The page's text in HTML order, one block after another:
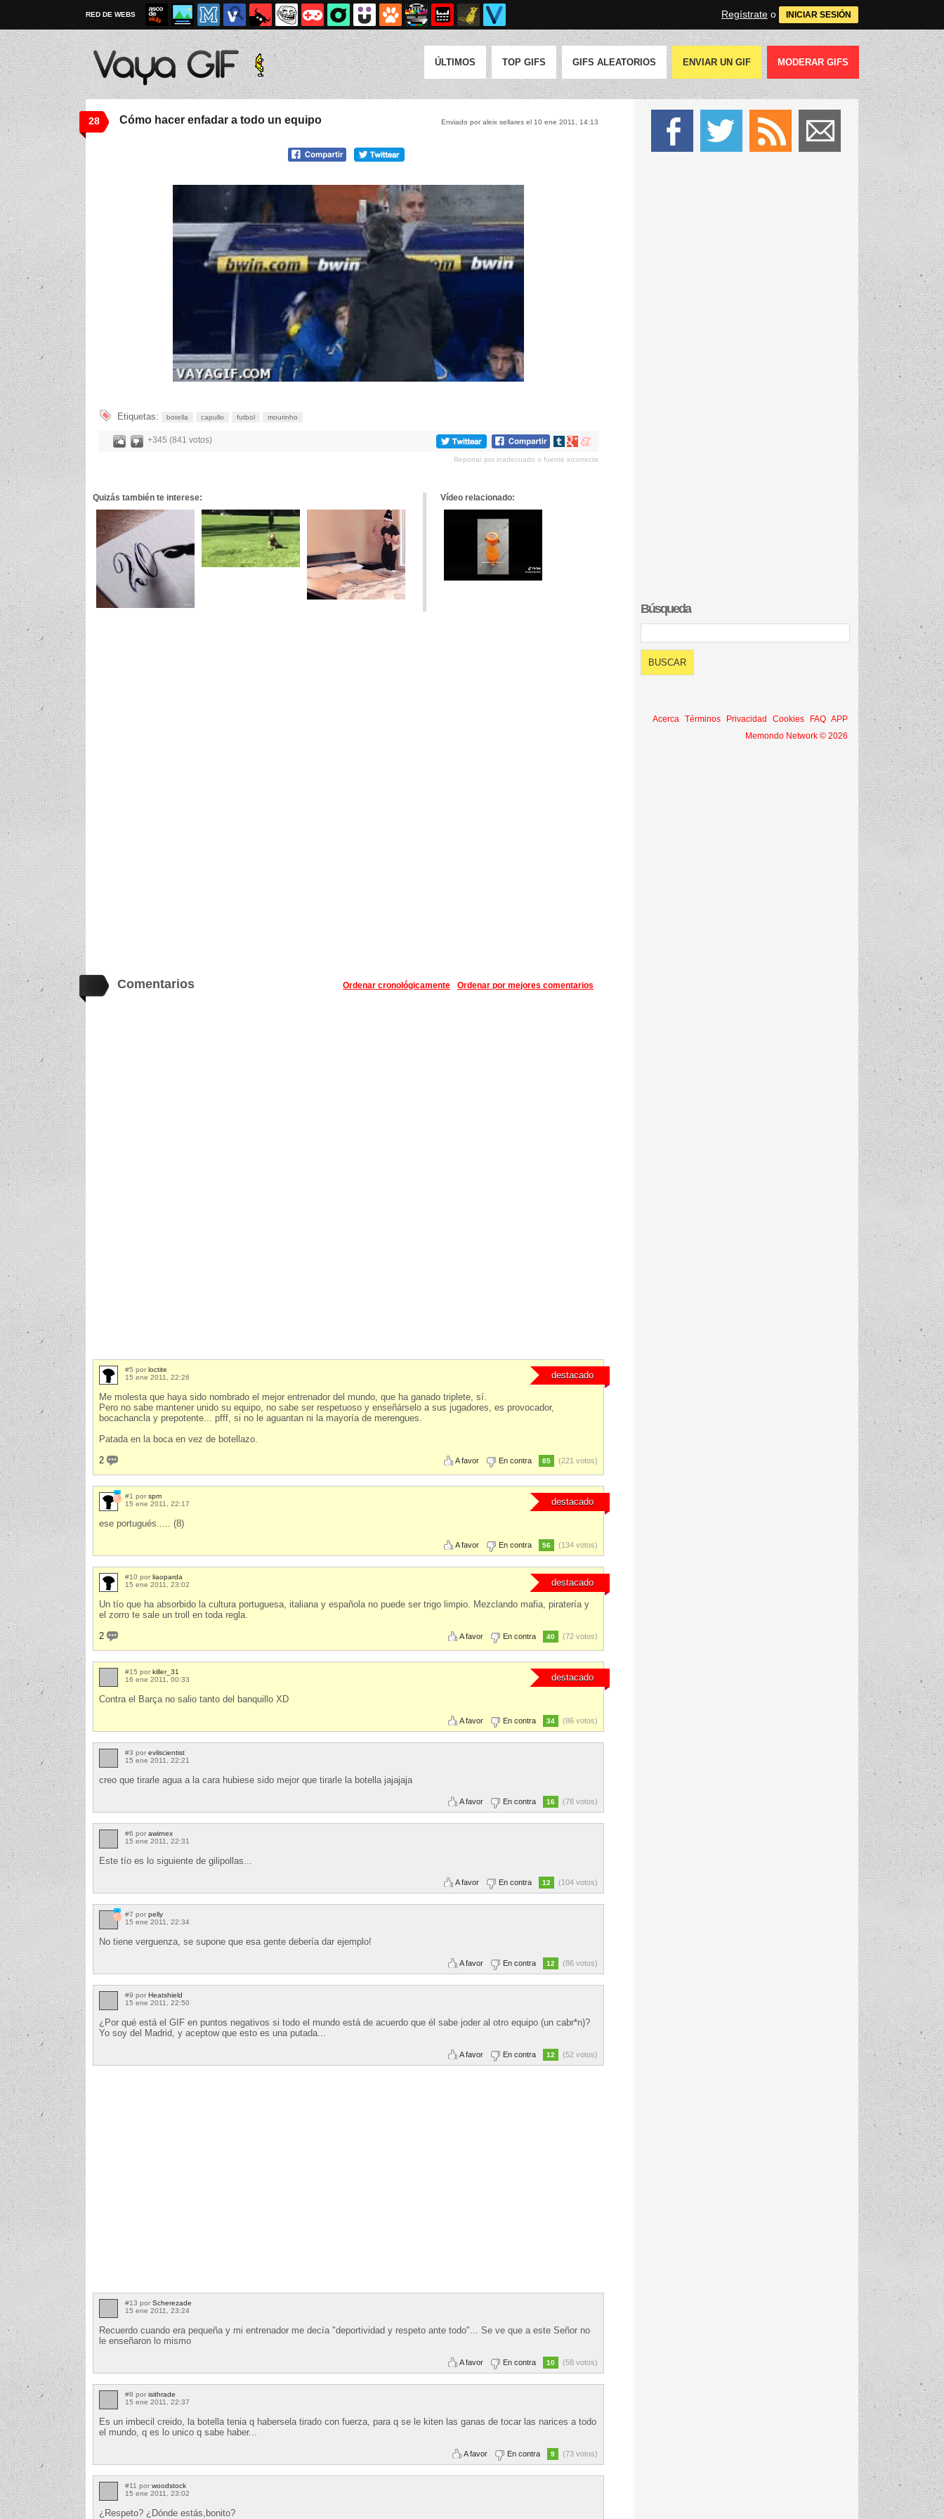
RED DE WEBS Regístrate o INICIAR SESIÓN
ÚLTIMOS TOP GIFS GIFS ALEATORIOS ENVIAR UN GIF MODERAR GIFS
28 Enviado por aleix sellares el 10 ene 2011, 14:13
Cómo hacer enfadar a todo un equipo
Etiquetas: botella capullo futbol mourinho
+345 (841 votos)
Compartir
tumblr
Compartir
Google+
Compartir
meneame
Reportar por inadecuado o fuente incorrecta
Quizás también te interese: Vídeo relacionado:
Comentarios Ordenar por mejores comentarios
Ordenar cronológicamente
destacado
#5 por loctite
15 ene 2011, 22:26
Me molesta que haya sido nombrado el mejor entrenador del mundo, que ha ganado triplete, sí.
Pero no sabe mantener unido su equipo, no sabe ser respetuoso y enseñárselo a sus jugadores, es provocador,
bocachancla y prepotente... pfff, si no le aguantan ni la mayoría de merengues.
Patada en la boca en vez de botellazo.
2
A favor En contra 85 (221 votos)
destacado
#1 por spm
15 ene 2011, 22:17
ese portugués..... (8)
A favor En contra 56 (134 votos)
destacado
#10 por liaoparda
15 ene 2011, 23:02
Un tío que ha absorbido la cultura portuguesa, italiana y española no puede ser trigo limpio. Mezclando mafia, piratería y
el zorro te sale un troll en toda regla.
2
A favor En contra 40 (72 votos)
destacado
#15 por killer_31
16 ene 2011, 00:33
Contra el Barça no salio tanto del banquillo XD
A favor En contra 34 (86 votos)
#3 por evilscientist
15 ene 2011, 22:21
creo que tirarle agua a la cara hubiese sido mejor que tirarle la botella jajajaja
A favor En contra 16 (78 votos)
#6 por awirnex
15 ene 2011, 22:31
Este tío es lo siguiente de gilipollas...
A favor En contra 12 (104 votos)
#7 por pelly
15 ene 2011, 22:34
No tiene verguenza, se supone que esa gente debería dar ejemplo!
A favor En contra 12 (86 votos)
#9 por Heatshield
15 ene 2011, 22:50
¿Por qué está el GIF en puntos negativos si todo el mundo está de acuerdo que él sabe joder al otro equipo (un cabr*n)?
Yo soy del Madrid, y aceptow que esto es una putada...
A favor En contra 12 (52 votos)
#13 por Scherezade
15 ene 2011, 23:24
Recuerdo cuando era pequeña y mi entrenador me decía "deportividad y respeto ante todo"... Se ve que a este Señor no
le enseñaron lo mismo
A favor En contra 10 (58 votos)
#8 por isithrade
15 ene 2011, 22:37
Es un imbecil creido, la botella tenia q habersela tirado con fuerza, para q se le kiten las ganas de tocar las narices a todo
el mundo, q es lo unico q sabe haber...
A favor En contra 9 (73 votos)
#11 por woodstock
15 ene 2011, 23:02
¿Respeto? ¿Dónde estás,bonito?
Búsqueda
Acerca Términos Privacidad Cookies FAQ APP
Memondo Network © 2026